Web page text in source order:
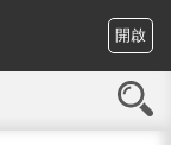
開啟